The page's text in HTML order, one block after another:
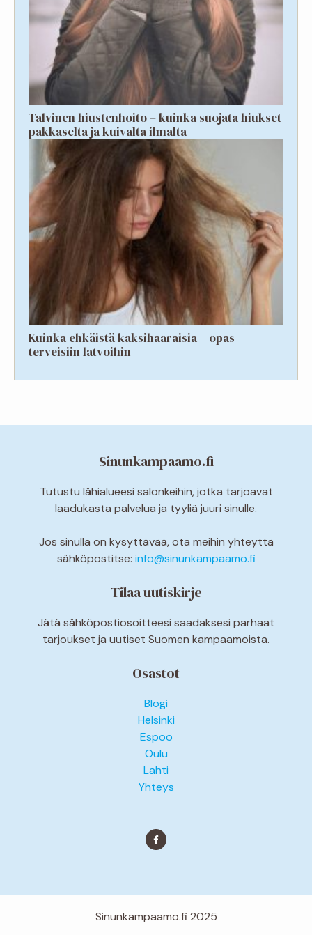
Talvinen hiustenhoito – kuinka suojata hiukset
pakkaselta ja kuivalta ilmalta
Kuinka ehkäistä kaksihaaraisia – opas
terveisiin latvoihin
Sinunkampaamo.fi
Tutustu lähialueesi salonkeihin, jotka tarjoavat
laadukasta palvelua ja tyyliä juuri sinulle.
Jos sinulla on kysyttävää, ota meihin yhteyttä
sähköpostitse: info@sinunkampaamo.fi
Tilaa uutiskirje
Jätä sähköpostiosoitteesi saadaksesi parhaat
tarjoukset ja uutiset Suomen kampaamoista.
Osastot
Blogi
Helsinki
Espoo
Oulu
Lahti
Yhteys
Sinunkampaamo.fi 2025